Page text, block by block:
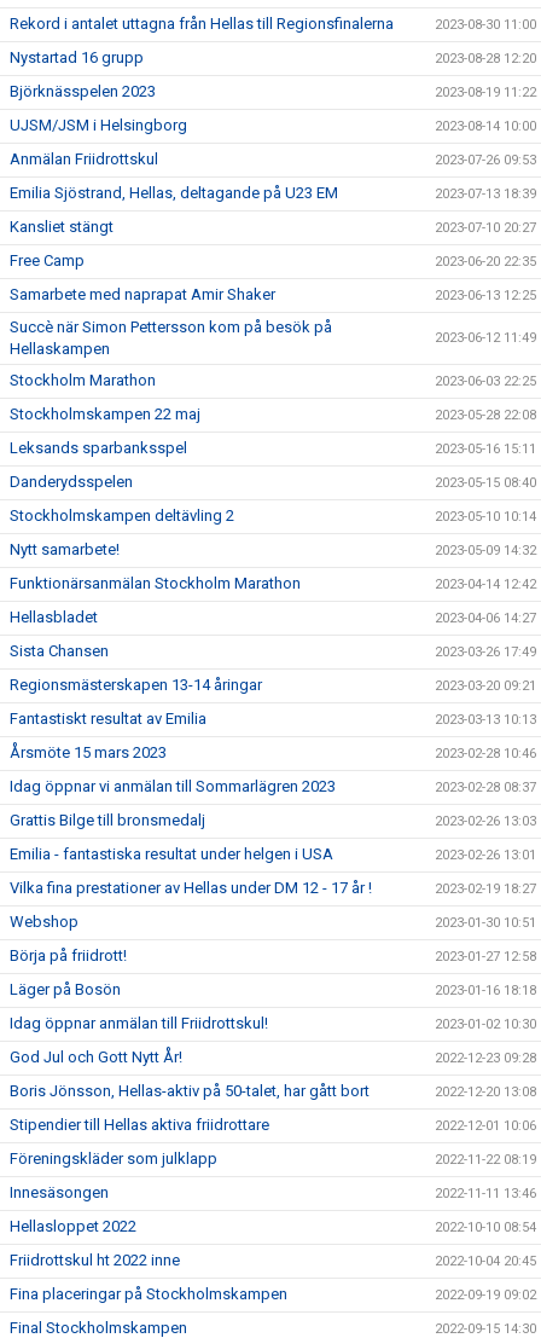
Rekord i antalet uttagna från Hellas till Regionsfinalerna 2023-08-30 11:00
Nystartad 16 grupp 2023-08-28 12:20
Björknässpelen 2023 2023-08-19 11:22
UJSM/JSM i Helsingborg 2023-08-14 10:00
Anmälan Friidrottskul 2023-07-26 09:53
Emilia Sjöstrand, Hellas, deltagande på U23 EM 2023-07-13 18:39
Kansliet stängt 2023-07-10 20:27
Free Camp 2023-06-20 22:35
Samarbete med naprapat Amir Shaker 2023-06-13 12:25
Succè när Simon Pettersson kom på besök på
Hellaskampen
2023-06-12 11:49
Stockholm Marathon 2023-06-03 22:25
Stockholmskampen 22 maj 2023-05-28 22:08
Leksands sparbanksspel 2023-05-16 15:11
Danderydsspelen 2023-05-15 08:40
Stockholmskampen deltävling 2 2023-05-10 10:14
Nytt samarbete! 2023-05-09 14:32
Funktionärsanmälan Stockholm Marathon 2023-04-14 12:42
Hellasbladet 2023-04-06 14:27
Sista Chansen 2023-03-26 17:49
Regionsmästerskapen 13-14 åringar 2023-03-20 09:21
Fantastiskt resultat av Emilia 2023-03-13 10:13
Årsmöte 15 mars 2023 2023-02-28 10:46
Idag öppnar vi anmälan till Sommarlägren 2023 2023-02-28 08:37
Grattis Bilge till bronsmedalj 2023-02-26 13:03
Emilia - fantastiska resultat under helgen i USA 2023-02-26 13:01
Vilka fina prestationer av Hellas under DM 12 - 17 år ! 2023-02-19 18:27
Webshop 2023-01-30 10:51
Börja på friidrott! 2023-01-27 12:58
Läger på Bosön 2023-01-16 18:18
Idag öppnar anmälan till Friidrottskul! 2023-01-02 10:30
God Jul och Gott Nytt År! 2022-12-23 09:28
Boris Jönsson, Hellas-aktiv på 50-talet, har gått bort 2022-12-20 13:08
Stipendier till Hellas aktiva friidrottare 2022-12-01 10:06
Föreningskläder som julklapp 2022-11-22 08:19
Innesäsongen 2022-11-11 13:46
Hellasloppet 2022 2022-10-10 08:54
Friidrottskul ht 2022 inne 2022-10-04 20:45
Fina placeringar på Stockholmskampen 2022-09-19 09:02
Final Stockholmskampen 2022-09-15 14:30